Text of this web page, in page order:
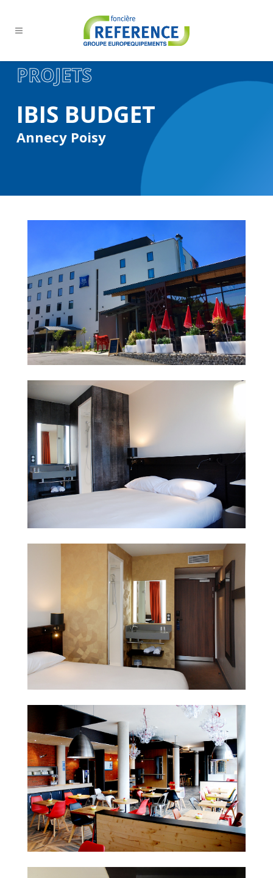
PROJETS
IBIS BUDGET
Annecy Poisy